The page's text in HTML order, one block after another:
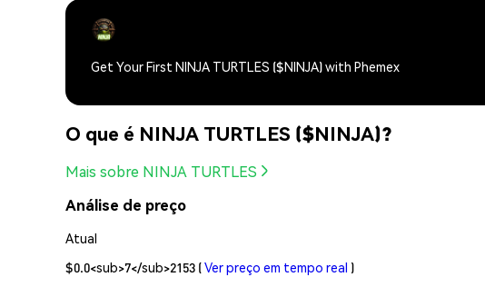
Get Your First NINJA TURTLES ($NINJA) with Phemex
O que é NINJA TURTLES ($NINJA)?
Mais sobre NINJA TURTLES
Análise de preço
Atual
$0.0<sub>7</sub>2153 (Ver preço em tempo real )